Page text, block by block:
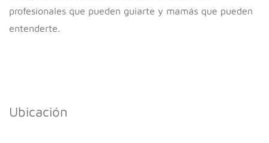
profesionales que pueden guiarte y mamás que pueden
entenderte.
Ubicación